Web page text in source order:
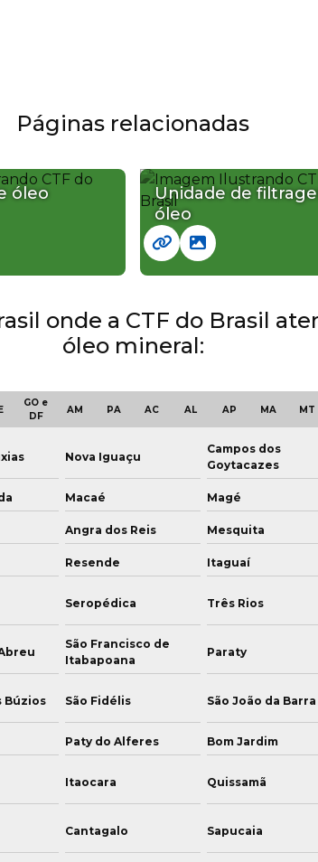
Páginas relacionadas
óleo
Unidade de
óleo
onde a CTF do Brasil
óleo mineral:
GO e
DF
AM PA AC AL AP MA MT
Nova Iguaçu
Campos dos
Goytacazes
Macaé Magé
Angra dos Reis Mesquita
Resende Itaguaí
Seropédica Três Rios
São Francisco de
Itabapoana
Paraty
Búzios São Fidélis São João da Barra
Paty do Alferes Bom Jardim
Itaocara Quissamã
Cantagalo Sapucaia